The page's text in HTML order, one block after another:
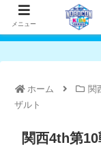
ホーム 関
ザルト
関西4th第
メニュー